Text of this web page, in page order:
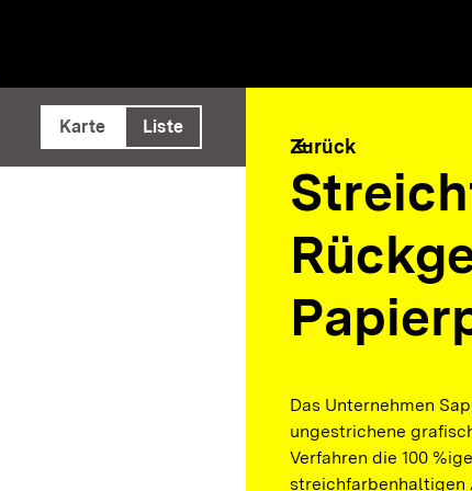
ausführen
Karte Liste
arrow_back
Zurück
Das Unternehmen
ungestrichene
Verfahren die 100
streichfarbenhaltigen